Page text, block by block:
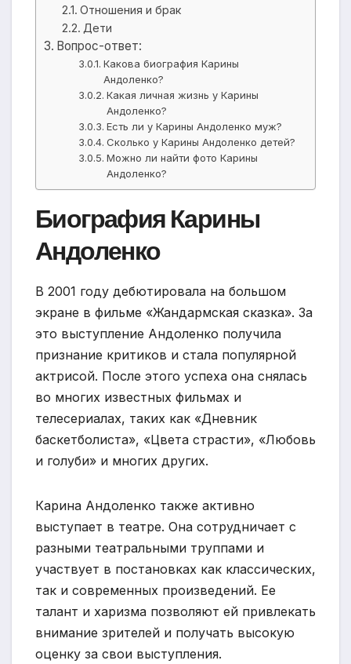
Отношения и брак
Дети
Вопрос-ответ:
Какова биография Карины
Андоленко?
Какая личная жизнь у Карины
Андоленко?
Есть ли у Карины Андоленко муж?
Сколько у Карины Андоленко детей?
Можно ли найти фото Карины
Андоленко?
Биография Карины
Андоленко
В 2001 году дебютировала на большом
экране в фильме «Жандармская сказка». За
это выступление Андоленко получила
признание критиков и стала популярной
актрисой. После этого успеха она снялась
во многих известных фильмах и
телесериалах, таких как «Дневник
баскетболиста», «Цвета страсти», «Любовь
и голуби» и многих других.
Карина Андоленко также активно
выступает в театре. Она сотрудничает с
разными театральными труппами и
участвует в постановках как классических,
так и современных произведений. Ее
талант и харизма позволяют ей привлекать
внимание зрителей и получать высокую
оценку за свои выступления.